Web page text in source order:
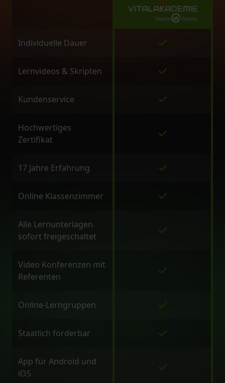
Individuelle Dauer
Lernvideos & Skripten
Kundenservice
Hochwertiges
Zertifikat
17 Jahre Erfahrung
Online Klassenzimmer
Alle Lernunterlagen
sofort freigeschaltet
Video Konferenzen mit
Referenten
Online-Lerngruppen
Staatlich förderbar
App für Android und
iOS